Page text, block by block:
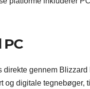
direkte gennem
og digitale